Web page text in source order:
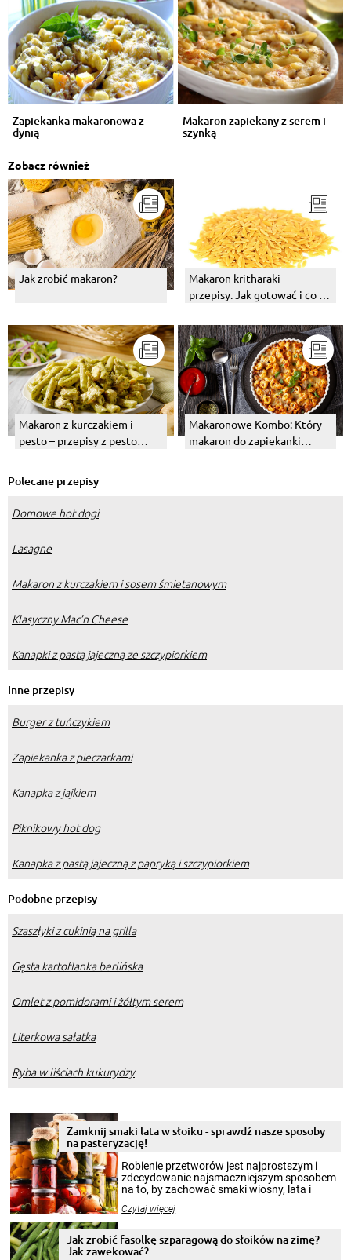
Zapiekanka makaronowa z
dynią
Makaron zapiekany z serem i
szynką
Zobacz również
Jak zrobić makaron?
Makaron kritharaki –
przepisy. Jak gotować i co to
Makaron z kurczakiem i
pesto – przepisy z pesto
Makaronowe Kombo: Który
makaron do zapiekanki
Polecane przepisy
Domowe hot dogi
Lasagne
Makaron z kurczakiem i sosem śmietanowym
Klasyczny Mac’n Cheese
Kanapki z pastą jajeczną ze szczypiorkiem
Inne przepisy
Burger z tuńczykiem
Zapiekanka z pieczarkami
Kanapka z jajkiem
Piknikowy hot dog
Kanapka z pastą jajeczną z papryką i szczypiorkiem
Podobne przepisy
Szaszłyki z cukinią na grilla
Gęsta kartoflanka berlińska
Omlet z pomidorami i żółtym serem
Literkowa sałatka
Ryba w liściach kukurydzy
Zamknij smaki lata w słoiku - sprawdź nasze sposoby
na pasteryzację!
Robienie przetworów jest najprostszym i
zdecydowanie najsmaczniejszym sposobem
na to, by zachować smaki wiosny, lata i
krajobrazów, by cieszyć nimi oko w sezonie
pełni poczuć atmosferę cieplejszych
miesięcy. Przygotowanie słoików ze
Czytaj więcej
Jak zrobić fasolkę szparagową do słoików na zimę?
Jak zawekować?